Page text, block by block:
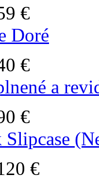
€
Doré
€
a
€
Slipcase
€